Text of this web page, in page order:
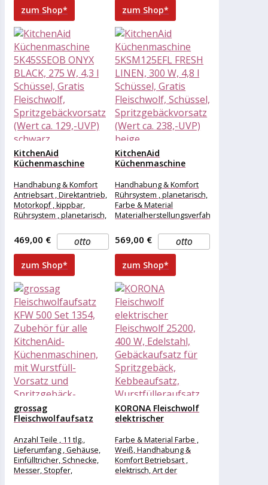
zum Shop* zum Shop*
KitchenAid
Küchenmaschine
BLACK, 275 W,...
Handhabung & Komfort
Antriebsart , Direktantrieb,
Motorkopf , kippbar,
Rührsystem , planetarisch,
Materialdetails , mit
Kunststoffapplikationen,
Allgemein
otto
469,00 €
zum Shop*
KitchenAid
Küchenmaschine
LINEN, 300 W,...
Handhabung & Komfort
Rührsystem , planetarisch,
Farbe & Material
Materialherstellungsverfahren
Weitere Vorteile , Eine
Zubehörnabe für viele
otto
569,00 €
zum Shop*
grossag
Fleischwolfaufsatz
Zubehör...
Anzahl Teile , 11 tlg.,
Lieferumfang , Gehäuse,
Einfülltricher, Schnecke,
Messer, Stopfer,
KORONA Fleischwolf
elektrischer
W,...
Farbe & Material Farbe ,
Weiß, Handhabung &
Komfort Betriebsart ,
elektrisch, Art der